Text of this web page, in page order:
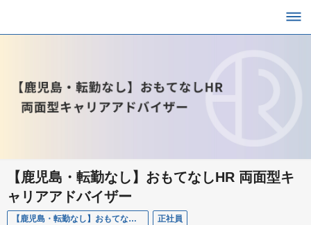
【鹿児島・転勤なし】おもてなしHR 両面型キ
ャリアアドバイザー
【鹿児島・転勤なし】おもてなしHR 両面型キャリアアドバイザー 正社員